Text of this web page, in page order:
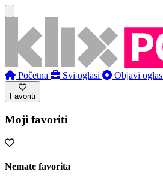
Početna Svi oglasi Objavi oglas
Favoriti
Moji favoriti
Nemate favorita